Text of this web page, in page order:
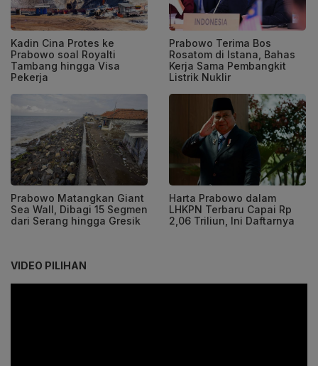
Kadin Cina Protes ke
Prabowo soal Royalti
Tambang hingga Visa
Pekerja
Prabowo Terima Bos
Rosatom di Istana, Bahas
Kerja Sama Pembangkit
Listrik Nuklir
Prabowo Matangkan Giant
Sea Wall, Dibagi 15 Segmen
dari Serang hingga Gresik
Harta Prabowo dalam
LHKPN Terbaru Capai Rp
2,06 Triliun, Ini Daftarnya
VIDEO PILIHAN